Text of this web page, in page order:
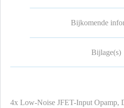
Bijkomende
Bijlage(s)
4x Low-Noise JFET-Input Opamp,